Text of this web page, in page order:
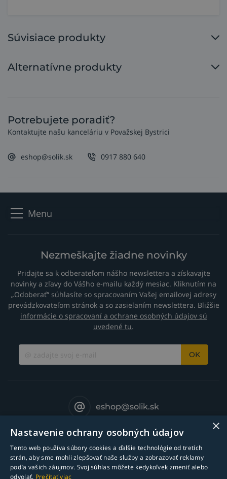
Súvisiace produkty
Alternatívne produkty
Potrebujete poradiť?
Kontaktujte našu kanceláriu v Považskej Bystrici
eshop@solik.sk 0917 880 640
Menu
Nezmeškajte žiadne novinky
Pridajte sa k odberateľom nášho newslettera a získavajte
novinky a zľavy do Vášho e-mailu každý mesiac. Kliknutím na
„Odoberať“ súhlasíte so spracovaním Vašej emailovej adresy
prevádzkovateľom stránok a so zasielaním newslettera. Bližšie
informácie o spracovaní a ochrane osobných údajov sú
uvedené tu.
OK
eshop@solik.sk
×
Nastavenie ochrany osobných údajov
Tento web používa súbory cookies a ďalšie technológie od tretích
strán, aby sme mohli zlepšovať naše služby a zobrazovať reklamy
podľa vašich záujmov. Svoj súhlas môžete kedykoľvek zmeniť alebo
odvolať. Prečítať viac